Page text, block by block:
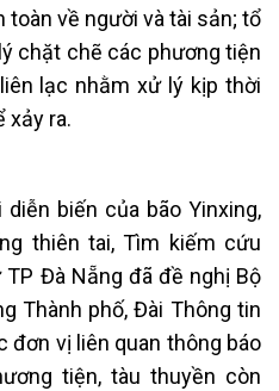
toàn về người và tài sản; tổ
chặt chẽ các phương tiện
lạc nhằm xử lý kịp thời
xảy ra.
biến của bão Yinxing,
thiên tai, Tìm kiếm cứu
Đà Nẵng đã đề nghị Bộ
Thành phố, Đài Thông tin
đơn vị liên quan thông báo
tiện, tàu thuyền còn